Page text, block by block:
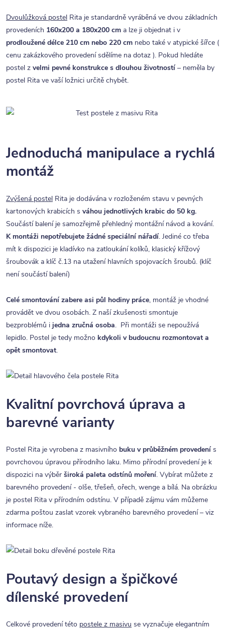
Dvoulůžková postel Rita je standardně vyráběná ve dvou základních
provedeních 160x200 a 180x200 cm a lze ji objednat i v
prodloužené délce 210 cm nebo 220 cm nebo také v atypické šířce (
cenu zakázkového provedení sdělíme na dotaz ). Pokud hledáte
postel z velmi pevné konstrukce s dlouhou životností – neměla by
postel Rita ve vaší ložnici určitě chybět.
Jednoduchá manipulace a rychlá
montáž
Zvýšená postel Rita je dodávána v rozloženém stavu v pevných
kartonových krabicích s váhou jednotlivých krabic do 50 kg.
Součástí balení je samozřejmě přehledný montážní návod a kování.
K montáži nepotřebujete žádné speciální nářadí. Jediné co třeba
mít k dispozici je kladívko na zatloukání kolíků, klasický křížový
šroubovák a klíč č.13 na utažení hlavních spojovacích šroubů. (klíč
není součástí balení)
Celé smontování zabere asi půl hodiny práce, montáž je vhodné
provádět ve dvou osobách. Z naší zkušenosti smontuje
bezproblémů i jedna zručná osoba. Při montáži se nepoužívá
lepidlo. Postel je tedy možno kdykoli v budoucnu rozmontovat a
opět smontovat.
Kvalitní povrchová úprava a
barevné varianty
Postel Rita je vyrobena z masivního buku v průběžném provedení s
povrchovou úpravou přírodního laku. Mimo přírodní provedení je k
dispozici na výběr široká paleta odstínů moření. Vybírat můžete z
barevného provedení - olše, třešeň, ořech, wenge a bílá. Na obrázku
je postel Rita v přírodním odstínu. V případě zájmu vám můžeme
zdarma poštou zaslat vzorek vybraného barevného provedení – viz
informace níže.
Poutavý design a špičkové
dílenské provedení
Celkové provedení této postele z masivu se vyznačuje elegantním